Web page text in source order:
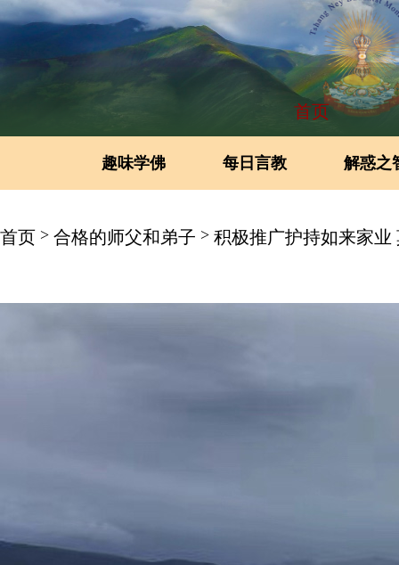
首页
趣味学佛 每日言教 解惑之
首页 > 合格的师父和弟子 > 积极推广护持如来家业